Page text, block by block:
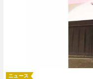
ラキりす
番組・動画一覧
連載・ブログ一覧
ニュース